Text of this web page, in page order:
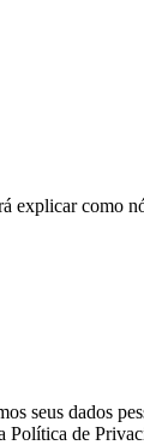
como
seus dados
Política de